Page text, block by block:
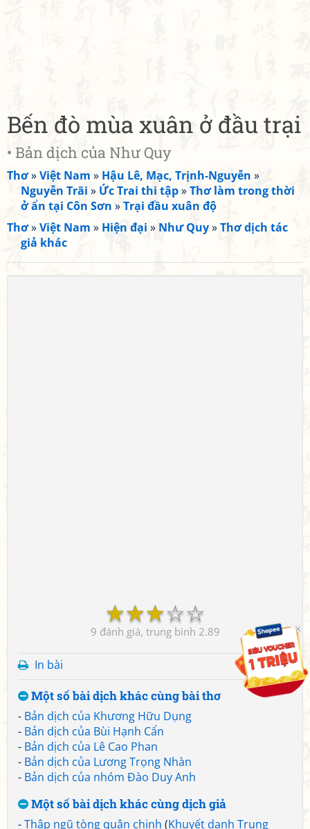
Bến đò mùa xuân ở đầu trại
• Bản dịch của Như Quy
Thơ»Việt Nam » Hậu Lê, Mạc, Trịnh-Nguyễn »
Nguyễn Trãi » Ức Trai thi tập»Thơ làm trong thời
ở ẩn tại Côn Sơn »Trại đầu xuân độ
Thơ»Việt Nam » Hiện đại » Như Quy»Thơ dịch tác
giả khác
☆
☆
☆
☆
☆
9 2.89
In bài
Một số bài dịch khác cùng bài thơ
- Bản dịch của Khương Hữu Dụng
- Bản dịch của Bùi Hạnh Cẩn
- Bản dịch của Lê Cao Phan
- Bản dịch của Lương Trọng Nhàn
- Bản dịch của nhóm Đào Duy Anh
Một số bài dịch khác cùng dịch giả
-Thập ngũ tòng quân chinh (Khuyết danh Trung